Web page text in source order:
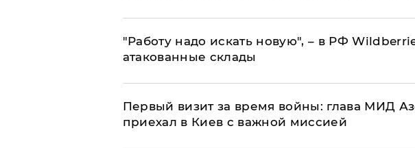
"Работу надо искать новую", – в РФ
атакованные склады
Первый визит за время войны: глава МИД
приехал в Киев с важной миссией